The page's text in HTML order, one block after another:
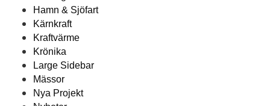
Hamn & Sjöfart
Kärnkraft
Kraftvärme
Krönika
Large Sidebar
Mässor
Nya Projekt